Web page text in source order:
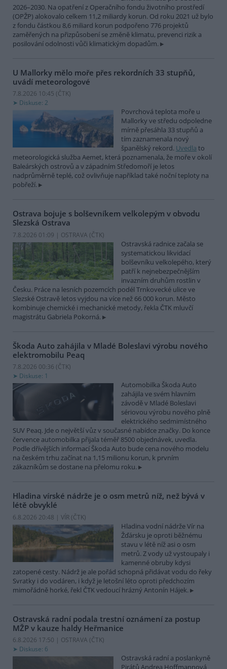
2026–2030. Na opatření z Operačního fondu životního prostředí
(OPŽP) alokovalo celkem 11,2 miliardy korun. Od roku 2021 už bylo
z fondu částkou 8,6 miliard korun podpořeno 776 projektů
zaměřených na přizpůsobení se změně klimatu, prevenci rizik a
posilování odolnosti vůči klimatickým dopadům.
U Mallorky mělo moře přes rekordních 33 stupňů,
uvádí meteorologové
7.8.2026 10:45 (ČTK)
Diskuse: 2
Povrchová teplota moře u
Mallorky ve středu odpoledne
mírně přesáhla 33 stupňů a
tím zaznamenala nový
španělský rekord. Uvedla to
meteorologická služba Aemet, která poznamenala, že moře v okolí
Baleárských ostrovů a v západním Středomoří je letos
nadprůměrně teplé, což ovlivňuje například také noční teploty na
pobřeží.
Ostrava bojuje s bolševníkem velkolepým v obvodu
Slezská Ostrava
7.8.2026 01:09 | OSTRAVA (ČTK)
Ostravská radnice začala se
systematickou likvidací
bolševníku velkolepého, který
patří k nejnebezpečnějším
invazním druhům rostlin v
Česku. Práce na lesních pozemcích podél Trnkovecké ulice ve
Slezské Ostravě letos vyjdou na více než 66 000 korun. Město
kombinuje chemické i mechanické metody, řekla ČTK mluvčí
magistrátu Gabriela Pokorná.
Škoda Auto zahájila v Mladé Boleslavi výrobu nového
elektromobilu Peaq
7.8.2026 00:36 (ČTK)
Diskuse: 1
Automobilka Škoda Auto
zahájila ve svém hlavním
závodě v Mladé Boleslavi
sériovou výrobu nového plně
elektrického sedmimístného
SUV Peaq. Jde o největší vůz v současné nabídce značky. Do konce
července automobilka přijala téměř 8500 objednávek, uvedla.
Podle dřívějších informací Škoda Auto bude cena nového modelu
na českém trhu začínat na 1,15 milionu korun, k prvním
zákazníkům se dostane na přelomu roku.
Hladina vírské nádrže je o osm metrů níž, než bývá v
létě obvyklé
6.8.2026 20:48 | VÍR (ČTK)
Hladina vodní nádrže Vír na
Žďársku je oproti běžnému
stavu v létě níž asi o osm
metrů. Z vody už vystoupaly i
kamenné obruby kdysi
zatopené cesty. Nádrž je ale pořád schopná přidávat vodu do řeky
Svratky i do vodáren, i když je letošní léto oproti předchozím
mimořádně horké, řekl ČTK vedoucí hrázný Antonín Hájek.
Ostravská radní podala trestní oznámení za postup
MŽP v kauze haldy Heřmanice
6.8.2026 17:50 | OSTRAVA (ČTK)
Diskuse: 6
Ostravská radní a poslankyně
Pirátů Andrea Hoffmannová